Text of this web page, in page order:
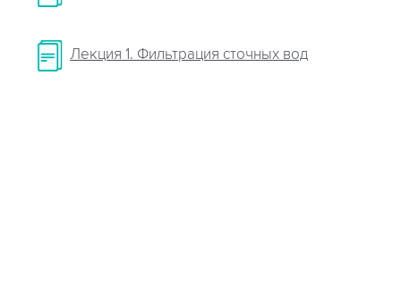
Лекция 1. Фильтрация сточных вод